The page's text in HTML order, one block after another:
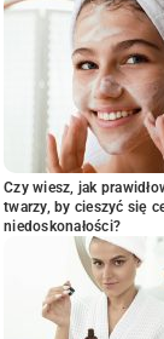
Czy wiesz, jak
twarzy, by cieszyć się
niedoskonałości?